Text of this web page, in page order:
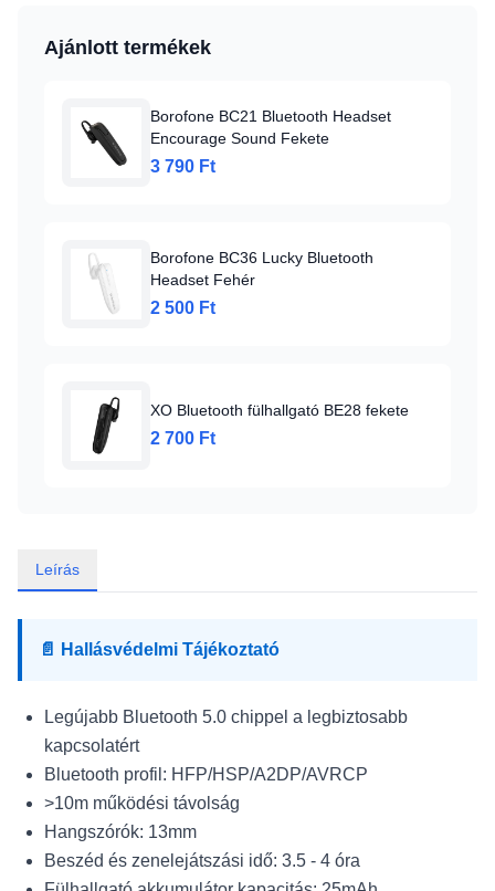
Ajánlott termékek
Borofone BC21 Bluetooth Headset
Encourage Sound Fekete
3 790 Ft
Borofone BC36 Lucky Bluetooth
Headset Fehér
2 500 Ft
XO Bluetooth fülhallgató BE28 fekete
2 700 Ft
Leírás
📄 Hallásvédelmi Tájékoztató
Legújabb Bluetooth 5.0 chippel a legbiztosabb
kapcsolatért
Bluetooth profil: HFP/HSP/A2DP/AVRCP
>10m működési távolság
Hangszórók: 13mm
Beszéd és zenelejátszási idő: 3.5 - 4 óra